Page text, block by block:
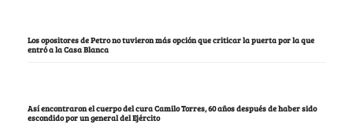
Los opositores de Petro no tuvieron más opción que criticar la puerta por la que
entró a la Casa Blanca
Así encontraron el cuerpo del cura Camilo Torres, 60 años después de haber sido
escondido por un general del Ejército